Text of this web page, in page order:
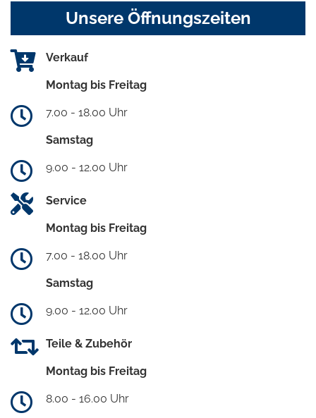
Unsere Öffnungszeiten
Verkauf
Montag bis Freitag
7.00 - 18.00 Uhr
Samstag
9.00 - 12.00 Uhr
Service
Montag bis Freitag
7.00 - 18.00 Uhr
Samstag
9.00 - 12.00 Uhr
Teile & Zubehör
Montag bis Freitag
8.00 - 16.00 Uhr